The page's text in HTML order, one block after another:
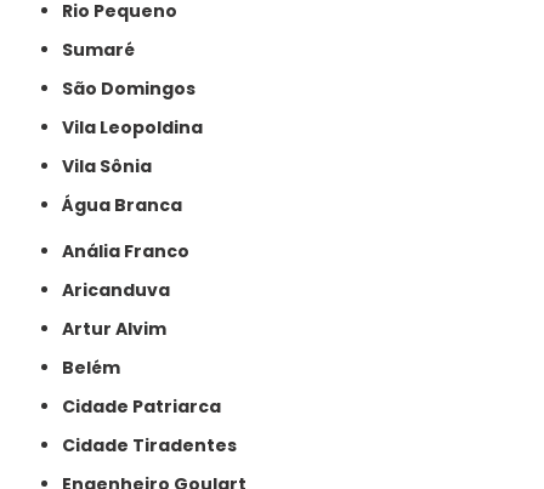
Rio Pequeno
Sumaré
São Domingos
Vila Leopoldina
Vila Sônia
Água Branca
Anália Franco
Aricanduva
Artur Alvim
Belém
Cidade Patriarca
Cidade Tiradentes
Engenheiro Goulart